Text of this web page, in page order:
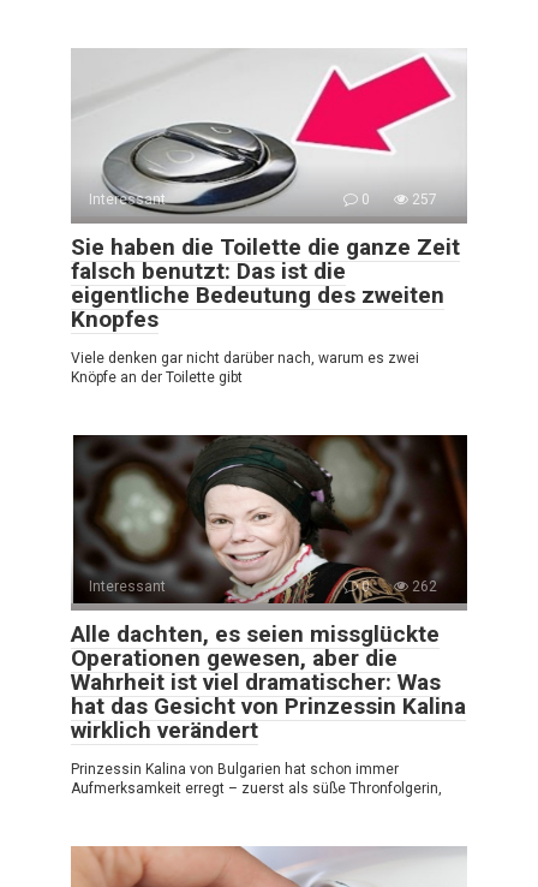
Interessant 0 257
Sie haben die Toilette die ganze Zeit
falsch benutzt: Das ist die
eigentliche Bedeutung des zweiten
Knopfes
Viele denken gar nicht darüber nach, warum es zwei
Knöpfe an der Toilette gibt
Interessant 0 262
Alle dachten, es seien missglückte
Operationen gewesen, aber die
Wahrheit ist viel dramatischer: Was
hat das Gesicht von Prinzessin Kalina
wirklich verändert
Prinzessin Kalina von Bulgarien hat schon immer
Aufmerksamkeit erregt – zuerst als süße Thronfolgerin,